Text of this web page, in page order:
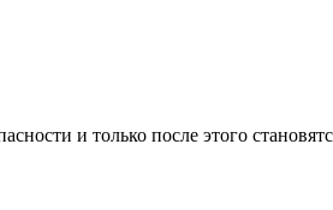
и только после этого